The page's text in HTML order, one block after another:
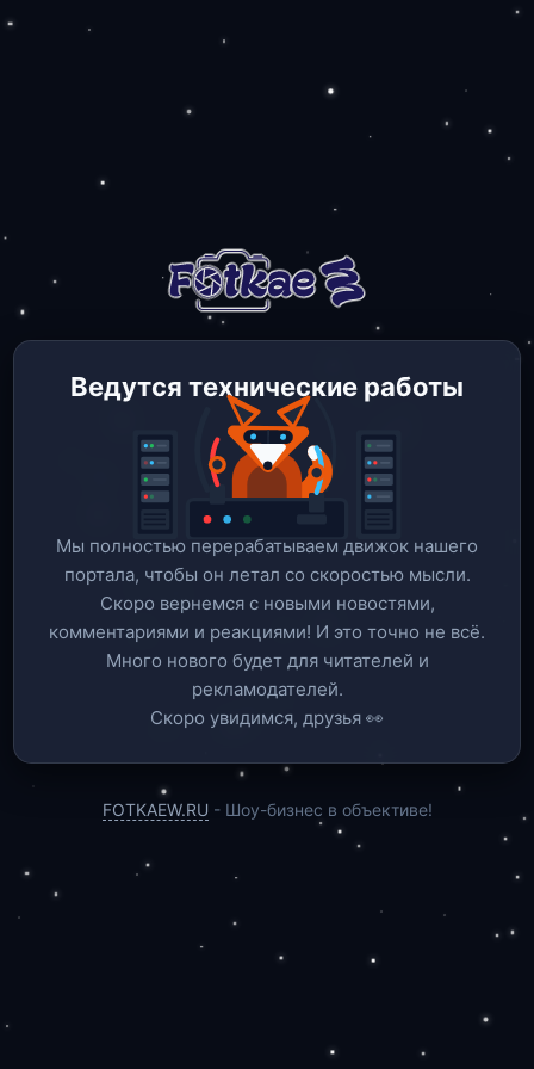
Ведутся технические работы
Мы полностью перерабатываем движок нашего
портала, чтобы он летал со скоростью мысли.
Скоро вернемся c новыми новостями,
комментариями и реакциями! И это точно не всё.
Много нового будет для читателей и
рекламодателей.
Скоро увидимся, друзья 👀
FOTKAEW.RU - Шоу-бизнес в объективе!